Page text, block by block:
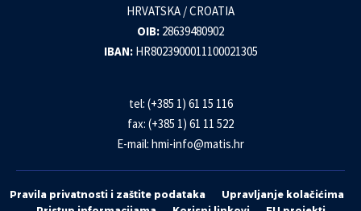
HRVATSKA / CROATIA
OIB: 28639480902
IBAN: HR8023900011100021305
tel: (+385 1) 61 15 116
fax: (+385 1) 61 11 522
E-mail: hmi-info@matis.hr
Pravila privatnosti i zaštite podataka
Upravljanje kolačićima